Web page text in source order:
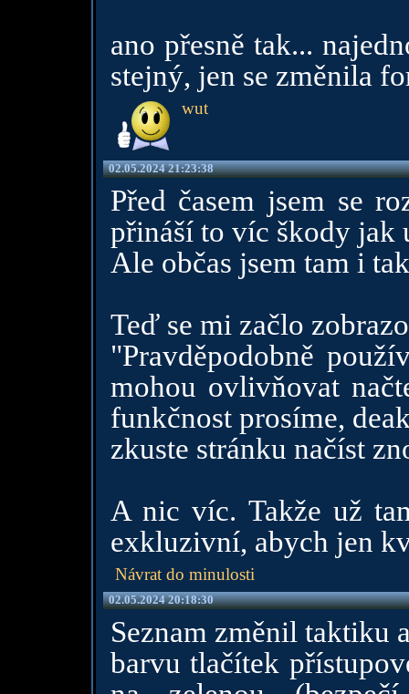
ano přesně tak...
stejný, jen se změnila
wut
02.05.2024 21:23:38
Před časem jsem se
přináší to víc škody jak
Ale občas jsem tam i
Teď se mi začlo
"Pravděpodobně
mohou ovlivňovat
funkčnost prosíme,
zkuste stránku načíst
A nic víc. Takže už
exkluzivní, abych jen
Návrat do minulosti
02.05.2024 20:18:30
Seznam změnil taktiku
barvu tlačítek